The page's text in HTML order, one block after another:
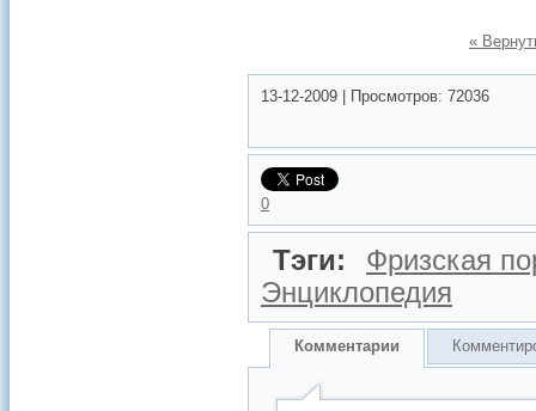
«
13-12-2009 Просмотров: 72036
0
Тэги:
Фризская
Энциклопедия
Комментарии